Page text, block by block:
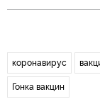
коронавирус
Гонка вакцин